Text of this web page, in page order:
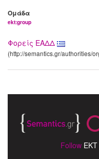
Ομάδα
ekt:group
Φορείς ΕΑΔΔ
(http://semantics.gr/authorities/
Follow EKT